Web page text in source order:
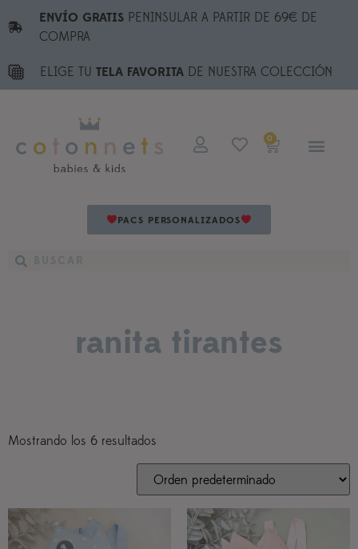
ENVÍO GRATISPENINSULAR A PARTIR DE 69€ DE
COMPRA
ELIGE TU TELA FAVORITA DE NUESTRA COLECCIÓN
0
PACS PERSONALIZADOS
ranita tirantes
Mostrando los 6 resultados